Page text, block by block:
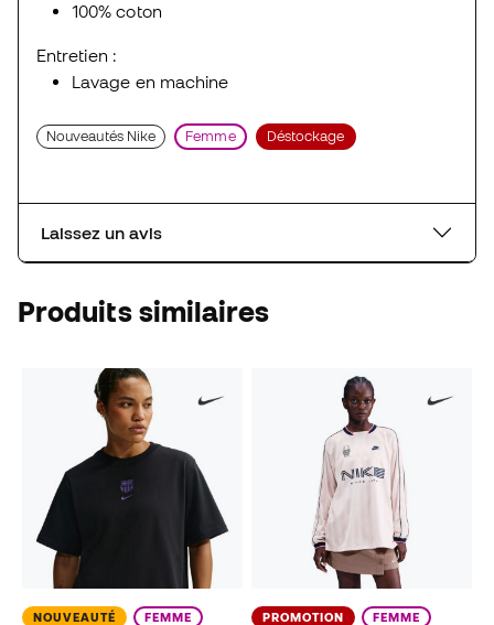
100% coton
Entretien :
Lavage en machine
Nouveautés Nike Femme Déstockage
Laissez un avis
Produits similaires
NOUVEAUTÉ FEMME PROMOTION FEMME